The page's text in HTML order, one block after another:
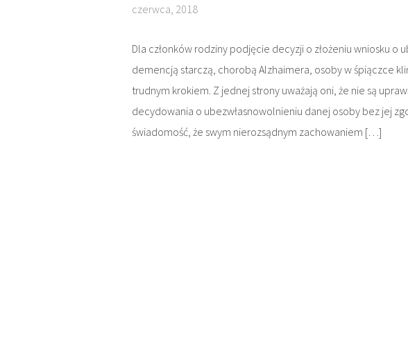
czerwca, 2018
Dla członków rodziny podjęcie decyzji o złożeniu wniosku o
demencją starczą, chorobą Alzhaimera, osoby w śpiączce
trudnym krokiem. Z jednej strony uważają oni, że nie są
decydowania o ubezwłasnowolnieniu danej osoby bez jej
świadomość, że swym nierozsądnym zachowaniem […]